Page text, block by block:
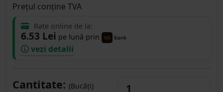
Prețul conține TVA
Rate online de la:
6.53 Lei pe lună prin
vezi detalii
Cantitate: (Bucăți)